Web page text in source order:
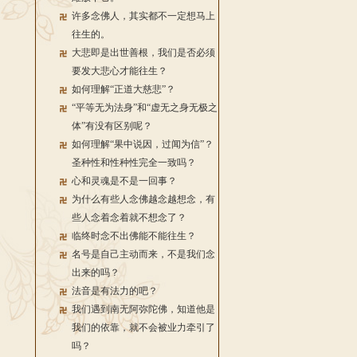
许多念佛人，其实都不一定想马上
往生的。
大悲即是出世善根，我们是否必须
要发大悲心才能往生？
如何理解“正道大慈悲”？
“平等无为法身”和“虚无之身无极之
体”有没有区别呢？
如何理解“果中说因，过闻为信”？
圣种性和性种性完全一致吗？
心和灵魂是不是一回事？
为什么有些人念佛越念越想念，有
些人念着念着就不想念了？
临终时念不出佛能不能往生？
名号是自己主动而来，不是我们念
出来的吗？
法音是有法力的吧？
我们遇到南无阿弥陀佛，知道他是
我们的依靠，就不会被业力牵引了
吗？